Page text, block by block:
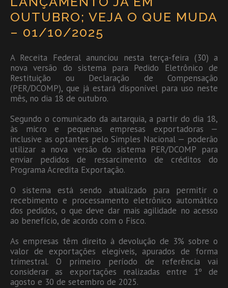
OUTUBRO; VEJA O QUE MUDA
– 01/10/2025
A Receita Federal anunciou nesta terça-feira (30) a
nova versão do sistema para Pedido Eletrônico de
Restituição ou Declaração de Compensação
(PER/DCOMP), que já estará disponível para uso neste
mês, no dia 18 de outubro.
Segundo o comunicado da autarquia, a partir do dia 18,
às micro e pequenas empresas exportadoras —
inclusive as optantes pelo Simples Nacional — poderão
utilizar a nova versão do sistema PER/DCOMP para
enviar pedidos de ressarcimento de créditos do
Programa Acredita Exportação.
O sistema está sendo atualizado para permitir o
recebimento e processamento eletrônico automático
dos pedidos, o que deve dar mais agilidade no acesso
ao benefício, de acordo com o Fisco.
As empresas têm direito à devolução de 3% sobre o
valor de exportações elegíveis, apurados de forma
trimestral. O primeiro período de referência vai
considerar as exportações realizadas entre 1º de
agosto e 30 de setembro de 2025.